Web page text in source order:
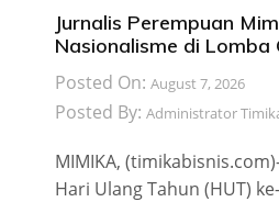
Jurnalis Perempuan
Nasionalisme di Lomba
Posted On: August 7, 2026
Posted By: Administrator
MIMIKA,
Hari Ulang Tahun (HUT)